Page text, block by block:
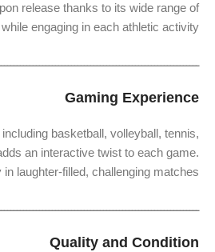
release thanks to its wide range of
engaging in each athletic activity.
Gaming Experience
basketball, volleyball, tennis,
an interactive twist to each game.
laughter-filled, challenging matches.
Quality and Condition